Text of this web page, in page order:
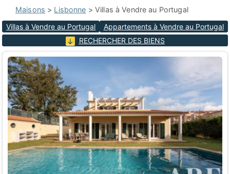
Maisons > Lisbonne > Villas à Vendre au Portugal
Villas à Vendre au Portugal
Appartements à Vendre au Portugal
RECHERCHER DES BIENS